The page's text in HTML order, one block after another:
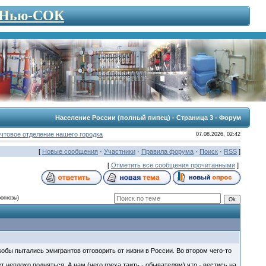
Нью-СОК
Население России (полный пипец) - Страница 3 - Форум
отделение нашего городка 07.08.2026, 02:42
[ Новые сообщения· Участники· Правила форума· Поиск· RSS]
[ Отметить все сообщения прочитанными]
пытались эмигрантов отговорить от жизни в России. Во втором чего-то